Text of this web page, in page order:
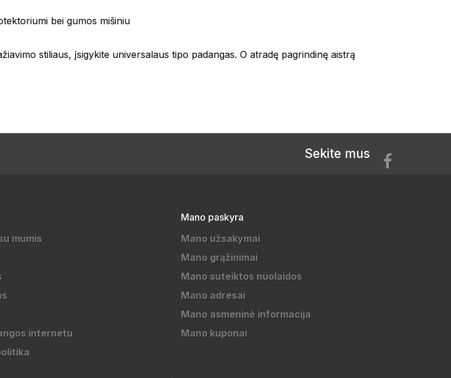
bei gumos mišiniu
stiliaus, įsigykite universalaus tipo padangas. O atradę pagrindinę aistrą
Sekite mus
mumis
internetu
Mano paskyra
Mano užsakymai
Mano grąžinimai
Mano suteiktos nuolaidos
Mano adresai
Mano asmeninė informacija
Mano kuponai